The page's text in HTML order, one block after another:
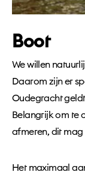
Boot
We willen
Daarom zijn er
Oudegracht
Belangrijk om te
afmeren, dit
Het maximaal